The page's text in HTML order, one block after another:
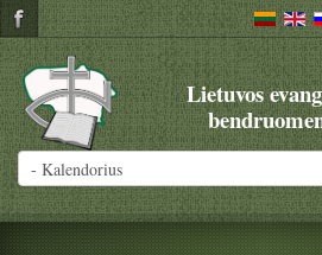
Lietuvos